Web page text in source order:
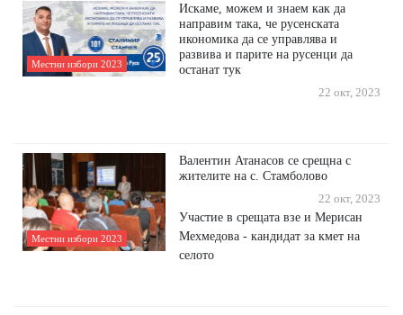
Местни избори 2023
Искаме, можем и знаем как да
направим така, че русенската
икономика да се управлява и
развива и парите на русенци да
останат тук
22 окт, 2023
Местни избори 2023
Валентин Атанасов се срещна с
жителите на с. Стамболово
22 окт, 2023
Участие в срещата взе и Мерисан
Мехмедова - кандидат за кмет на
селото